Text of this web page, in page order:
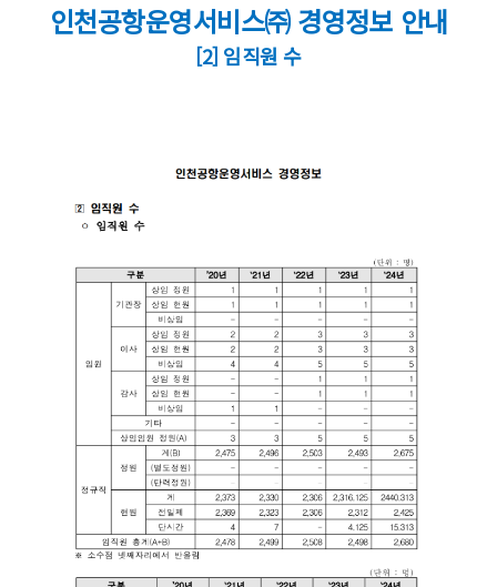
인천공항운영서비스㈜ 경영정보 안내
[2] 임직원 수